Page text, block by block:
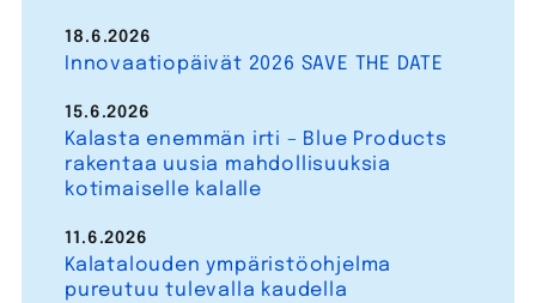
Innovaatiopäivät 2026 SAVE THE DATE
18.6.2026
Kalasta enemmän irti – Blue Products
rakentaa uusia mahdollisuuksia
kotimaiselle kalalle
15.6.2026
Kalatalouden ympäristöohjelma
pureutuu tulevalla kaudella
11.6.2026